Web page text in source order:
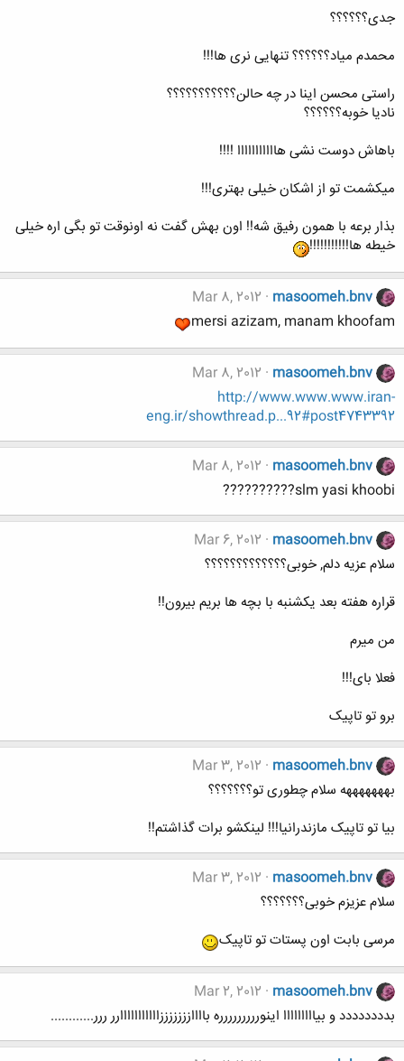
جدی؟؟؟؟؟؟
محمدم میاد؟؟؟؟؟؟ تنهایی نری ها!!!
راستی محسن اینا در چه حالن؟؟؟؟؟؟؟؟؟؟؟
نادیا خوبه؟؟؟؟؟؟
باهاش دوست نشی هااااااااااا !!!!
میکشمت تو از اشکان خیلی بهتری!!!
بذار برعه با همون رفیق شه!! اون بهش گفت نه اونوقت تو بگی اره خیلی
خیطه ها!!!!!!!!!!!
masoomeh.bnv
Mar 8, 2012
mersi azizam, manam khoofam
masoomeh.bnv
Mar 8, 2012
http://www.www.www.iran-
eng.ir/showthread.p...92#post4743392
masoomeh.bnv
Mar 8, 2012
slm yasi khoobi??????????
masoomeh.bnv
Mar 6, 2012
سلام عزیه دلم, خوبی؟؟؟؟؟؟؟؟؟؟؟؟؟
قراره هفته بعد یکشنبه با بچه ها بریم بیرون!!
من میرم
فعلا بای!!!
برو تو تاپیک
masoomeh.bnv
Mar 3, 2012
بهههههههه سلام چطوری تو؟؟؟؟؟؟؟
بیا تو تاپیک مازندرانیا!!! لینکشو برات گذاشتم!!
masoomeh.bnv
Mar 3, 2012
سلام عزیزم خوبی؟؟؟؟؟؟؟
مرسی بابت اون پستات تو تاپیک
masoomeh.bnv
Mar 2, 2012
بدددددددد و بیااااااااا اینوررررررررره باااازززززززااااااااااارر ررر............